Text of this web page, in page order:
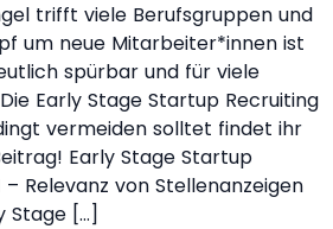
trifft viele Berufsgruppen und
um neue Mitarbeiter*innen ist
spürbar und für viele
Early Stage Startup Recruiting
vermeiden solltet findet ihr
Early Stage Startup
Relevanz von Stellenanzeigen
Stage […]